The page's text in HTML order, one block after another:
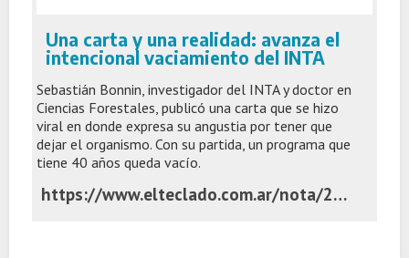
Una carta y una realidad: avanza el
intencional vaciamiento del INTA
Sebastián Bonnin, investigador del INTA y doctor en
Ciencias Forestales, publicó una carta que se hizo
viral en donde expresa su angustia por tener que
dejar el organismo. Con su partida, un programa que
tiene 40 años queda vacío.
https://www.elteclado.com.ar/nota/28188/una-carta-y-una-realidad-avanza-el-intencional-vaciamiento-del-inta.html